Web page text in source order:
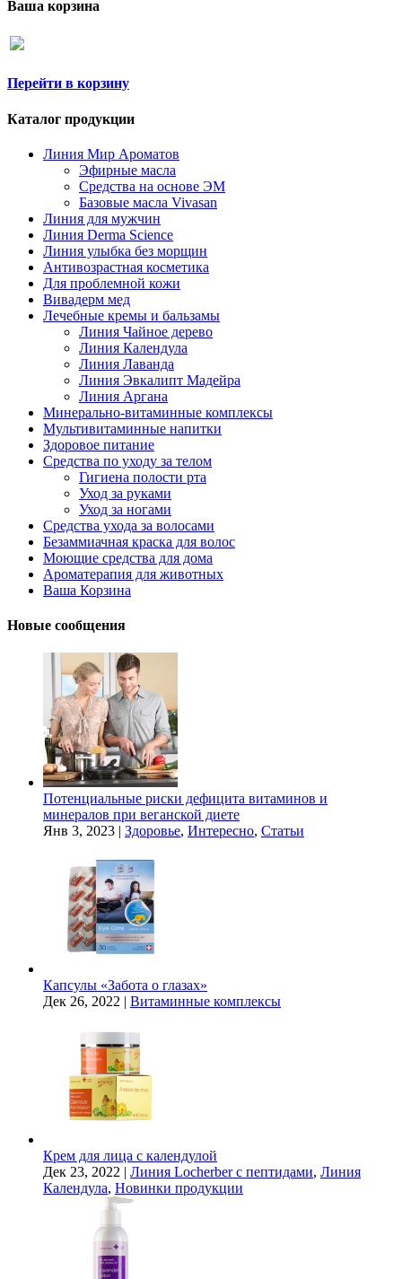
Ваша корзина
Перейти в корзину
Каталог продукции
Линия Мир Ароматов
Эфирные масла
Средства на основе ЭМ
Базовые масла Vivasan
Линия для мужчин
Линия Derma Science
Линия улыбка без морщин
Антивозрастная косметика
Для проблемной кожи
Вивадерм мед
Лечебные кремы и бальзамы
Линия Чайное дерево
Линия Календула
Линия Лаванда
Линия Эвкалипт Мадейра
Линия Аргана
Минерально-витаминные комплексы
Мультивитаминные напитки
Здоровое питание
Средства по уходу за телом
Гигиена полости рта
Уход за руками
Уход за ногами
Средства ухода за волосами
Безаммиачная краска для волос
Моющие средства для дома
Ароматерапия для животных
Ваша Корзина
Новые сообщения
Потенциальные риски дефицита витаминов и
минералов при веганской диете
Янв 3, 2023
Здоровье, Интересно, Статьи
Капсулы «Забота о глазах»
Дек 26, 2022
Витаминные комплексы
Крем для лица с календулой
Дек 23, 2022
Линия Locherber с пептидами, Линия
Календула, Новинки продукции